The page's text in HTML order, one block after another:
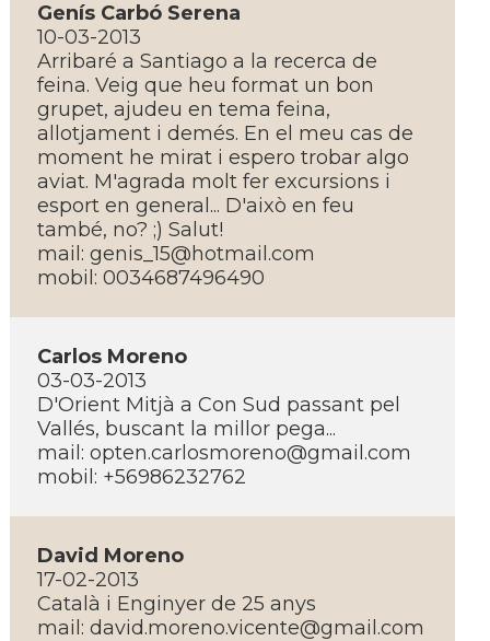
Gení­s Carbó Serena
10-03-2013
Arribaré a Santiago a la recerca de
feina. Veig que heu format un bon
grupet, ajudeu en tema feina,
allotjament i demés. En el meu cas de
moment he mirat i espero trobar algo
aviat. M'agrada molt fer excursions i
esport en general... D'això en feu
també, no? ;) Salut!
mail: genis_15@hotmail.com
mobil: 0034687496490
Carlos Moreno
03-03-2013
D'Orient Mitjà a Con Sud passant pel
Vallés, buscant la millor pega...
mail: opten.carlosmoreno@gmail.com
mobil: +56986232762
David Moreno
17-02-2013
Català i Enginyer de 25 anys
mail: david.moreno.vicente@gmail.com